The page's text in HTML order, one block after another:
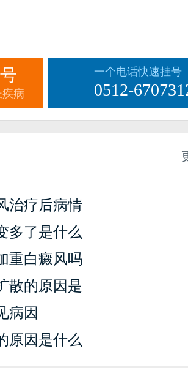
病
一个电话快速挂号
0512-
治疗后病情
多了是什么
重白癜风吗
散的原因是
病因
原因是什么